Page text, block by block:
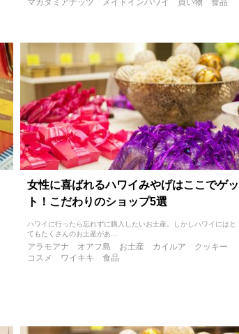
女性に喜ばれるハワイみやげはここでゲッ
ト！こだわりのショップ5選
ハワイに行ったら忘れずに購入したいお土産。しかしハワイにはと
てもたくさんのお土産があ...
アラモアナ オアフ島 お土産 カイルア
クッキー
コスメ
ワイキキ 食品